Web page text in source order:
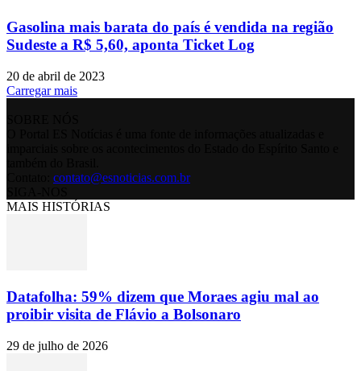
Gasolina mais barata do país é vendida na região
Sudeste a R$ 5,60, aponta Ticket Log
20 de abril de 2023
Carregar mais
contato@esnoticias.com.br
MAIS HISTÓRIAS
Datafolha: 59% dizem que Moraes agiu mal ao
proibir visita de Flávio a Bolsonaro
29 de julho de 2026